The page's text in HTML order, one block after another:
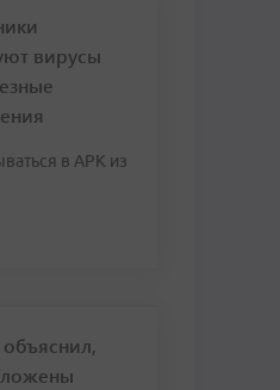
вирусы
в APK из
объяснил,